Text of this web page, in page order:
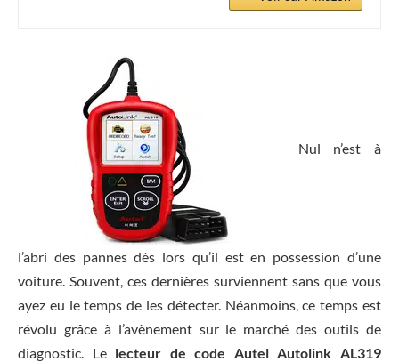
Nul n’est à
l’abri des pannes dès lors qu’il est en possession d’une
voiture. Souvent, ces dernières surviennent sans que vous
ayez eu le temps de les détecter. Néanmoins, ce temps est
révolu grâce à l’avènement sur le marché des outils de
diagnostic. Le lecteur de code Autel Autolink AL319